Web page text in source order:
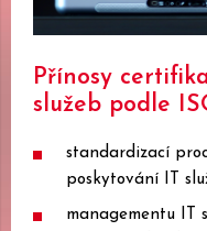
Přínosy
služeb podle
standardizací
poskytování IT
managementu IT